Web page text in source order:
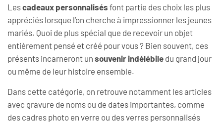
Lescadeaux personnalisés font partie des choix les plus
appréciés lorsque l’on cherche à impressionner les jeunes
mariés. Quoi de plus spécial que de recevoir un objet
entièrement pensé et créé pour vous ? Bien souvent, ces
présents incarneront un souvenir indélébile du grand jour
ou même de leur histoire ensemble.
Dans cette catégorie, on retrouve notamment les articles
avec gravure de noms ou de dates importantes, comme
des cadres photo en verre ou des verres personnalisés